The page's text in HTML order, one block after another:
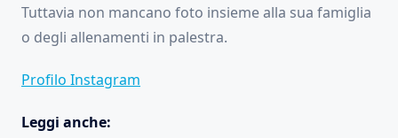
Tuttavia non mancano foto insieme alla sua famiglia
o degli allenamenti in palestra.
Profilo Instagram
Leggi anche: